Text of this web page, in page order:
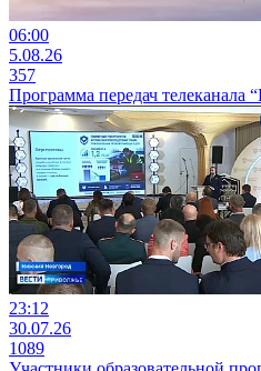
06:00
5.08.26
357
Программа передач телеканала
23:12
30.07.26
1089